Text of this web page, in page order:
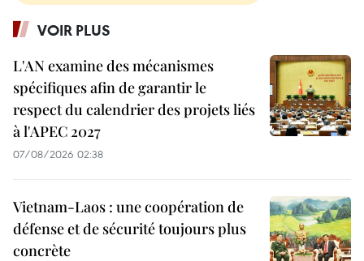
VOIR PLUS
L'AN examine des mécanismes
spécifiques afin de garantir le
respect du calendrier des projets liés
à l'APEC 2027
07/08/2026 02:38
Vietnam-Laos : une coopération de
défense et de sécurité toujours plus
concrète